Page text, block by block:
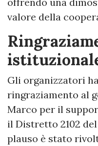
valore della
Gli organizzatori
ringraziamento al
Marco per il
il Distretto 2102
plauso è stato